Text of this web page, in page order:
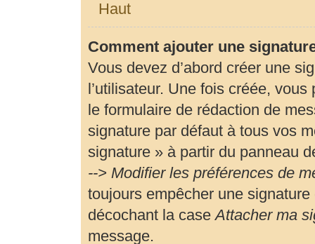
Haut
Comment ajouter une
Vous devez d’abord créer une
l’utilisateur. Une fois créée,
le formulaire de rédaction de
signature par défaut à tous vos
signature » à partir du panneau
--> Modifier les préférences de
toujours empêcher une
décochant la caseAttacher ma
message.